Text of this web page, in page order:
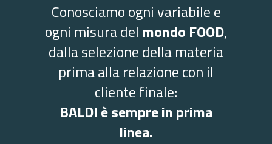
Conosciamo ogni variabile e
ogni misura del mondo FOOD,
dalla selezione della materia
prima alla relazione con il
cliente finale:
BALDI è sempre in prima
linea.